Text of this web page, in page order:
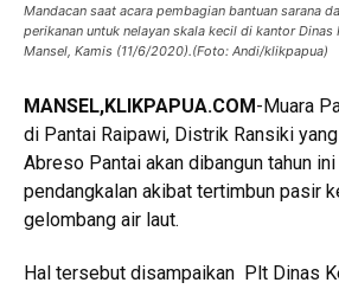
Mandacan saat acara pembagian bantuan sarana
perikanan untuk nelayan skala kecil di kantor Dinas
Mansel, Kamis (11/6/2020).(Foto: Andi/klikpapua)
MANSEL,KLIKPAPUA.COM-Muara
di Pantai Raipawi, Distrik Ransiki
Abreso Pantai akan dibangun tahun
pendangkalan akibat tertimbun pasir
gelombang air laut.
Hal tersebut disampaikan Plt Dinas